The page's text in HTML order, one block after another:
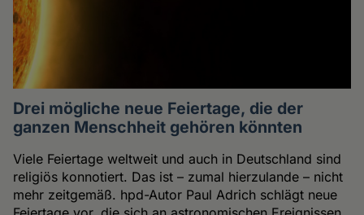
Drei mögliche neue Feiertage, die der
ganzen Menschheit gehören könnten
Viele Feiertage weltweit und auch in Deutschland sind
religiös konnotiert. Das ist – zumal hierzulande – nicht
mehr zeitgemäß. hpd-Autor Paul Adrich schlägt neue